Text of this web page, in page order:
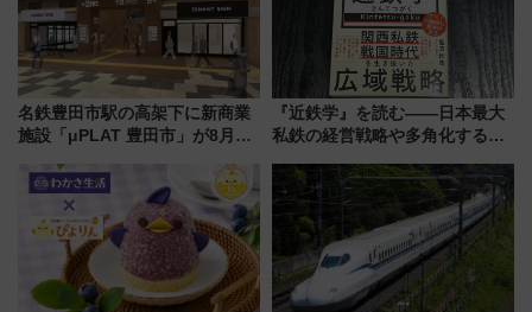
名鉄豊田市駅の高架下に新商業
施設「μPLAT 豊田市」が8月26
たな玄関口へ
『近鉄学』を読む――日本最大
私鉄の経営戦略や多角化する事
にする一冊